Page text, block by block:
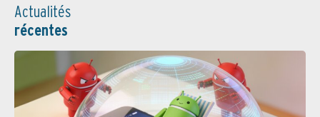
Actualités
récentes